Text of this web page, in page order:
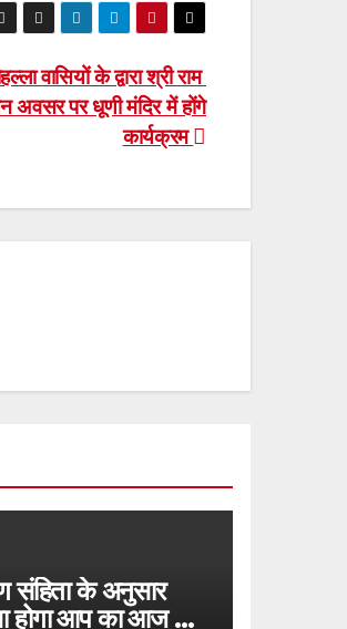
वासियों के द्वारा श्री राम
अवसर पर धूणी मंदिर में होंगे
कार्यक्रम
संहिता के अनुसार
होगा आप का आज का